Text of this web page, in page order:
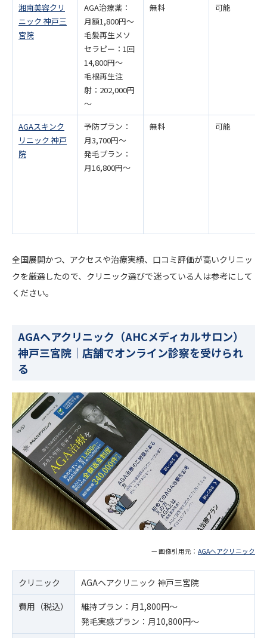
湘南美容クリ
ニック 神戸三
宮院
AGA治療薬：
月額1,800円～
毛髪再生メソ
セラピー：1回
14,800円～
毛根再生注
射：202,000円
～
無料 可能
AGAスキンク
リニック 神戸
院
予防プラン：
月3,700円〜
発毛プラン：
月16,800円〜
無料 可能
全国展開かつ、アクセスや治療実績、口コミ評価が高いクリニッ
クを厳選したので、クリニック選びで迷っている人は参考にして
ください。
AGAヘアクリニック（AHCメディカルサロン）
神戸三宮院｜店舗でオンライン診察を受けられ
る
— 画像引用元： AGAヘアクリニック
クリニック
AGAヘアクリニック 神戸三宮院
費用（税込）
維持プラン：月1,800円～
発毛実感プラン：月10,800円～